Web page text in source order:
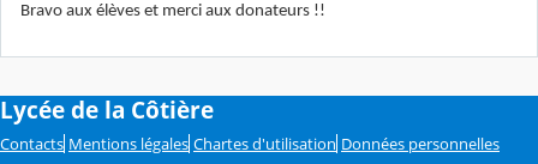
Bravo aux élèves et merci aux donateurs !!
Lycée de la Côtière
Contacts Mentions légales Chartes d'utilisation Données personnelles